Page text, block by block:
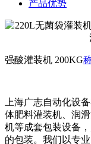
产品优势
强酸灌装机 200KG
上海广志自动化设
体肥料灌装机、润
机等成套包装设备
的包装。我们以专